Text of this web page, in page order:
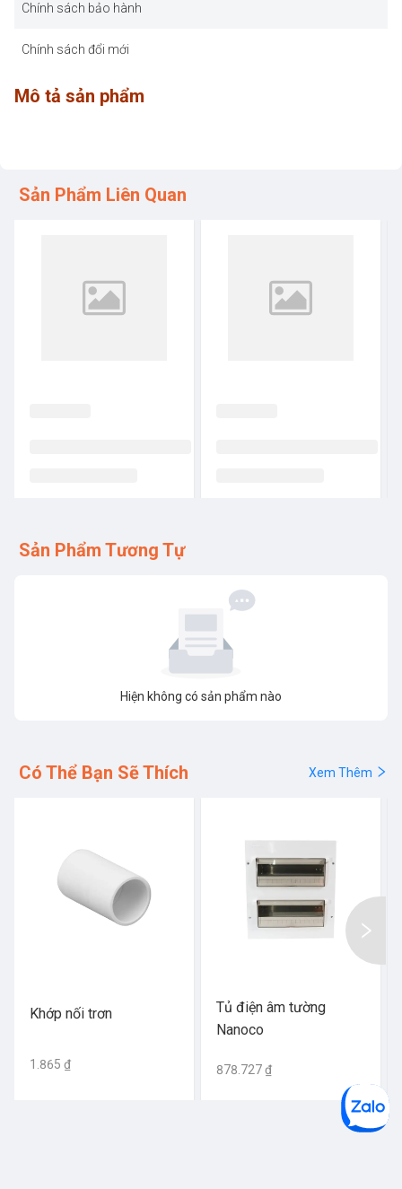
Chính sách bảo hành
Chính sách đổi mới
Mô tả sản phẩm
Sản Phẩm Liên Quan
Sản Phẩm Tương Tự
Hiện không có sản phẩm nào
Có Thể Bạn Sẽ Thích Xem Thêm
Khớp nối trơn
1.865 ₫
Tủ điện âm tường
Nanoco
878.727 ₫